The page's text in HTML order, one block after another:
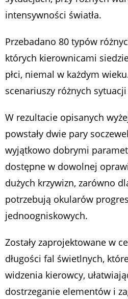
intensywności światła.
Przebadano 80 typów
których kierownicami
płci, niemal w każdym
scenariuszy różnych
W rezultacie opisanych
powstały dwie pary
wyjątkowo dobrymi
dostępne w dowolnej
dużych krzywizn, zarówno
potrzebują okularów
jednoogniskowych.
Zostały zaprojektowane w
długości fal świetlnych,
widzenia kierowcy,
dostrzeganie elementów i